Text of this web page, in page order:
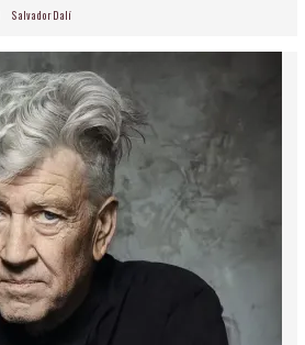
Salvador Dalí